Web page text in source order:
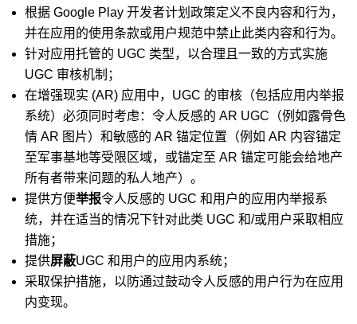
根据 Google Play 开发者计划政策定义不良内容和行为，
并在应用的使用条款或用户规范中禁止此类内容和行为。
针对应用托管的 UGC 类型，以合理且一致的方式实施
UGC 审核机制；
在增强现实 (AR) 应用中，UGC 的审核（包括应用内举报
系统）必须同时考虑：令人反感的 AR UGC（例如露骨色
情 AR 图片）和敏感的 AR 锚定位置（例如 AR 内容锚定
至军事基地等受限区域，或锚定至 AR 锚定可能会给地产
所有者带来问题的私人地产）。
提供方便举报令人反感的 UGC 和用户的应用内举报系
统，并在适当的情况下针对此类 UGC 和/或用户采取相应
措施；
提供屏蔽UGC 和用户的应用内系统；
采取保护措施，以防通过鼓动令人反感的用户行为在应用
内变现。